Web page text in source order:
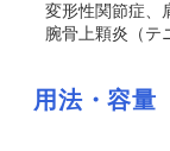
変形性関節症、
腕骨上顆炎（テ
用法・容量